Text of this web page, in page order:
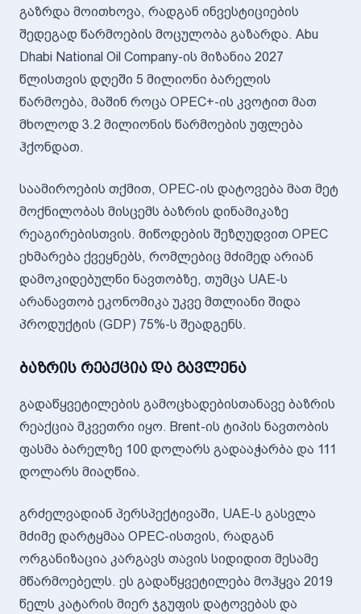
გაზრდა მოითხოვა, რადგან ინვესტიციების
შედეგად წარმოების მოცულობა გაზარდა. Abu
Dhabi National Oil Company-ის მიზანია 2027
წლისთვის დღეში 5 მილიონი ბარელის
წარმოება, მაშინ როცა OPEC+-ის კვოტით მათ
მხოლოდ 3.2 მილიონის წარმოების უფლება
ჰქონდათ.
საამიროების თქმით, OPEC-ის დატოვება მათ მეტ
მოქნილობას მისცემს ბაზრის დინამიკაზე
რეაგირებისთვის. მიწოდების შეზღუდვით OPEC
ეხმარება ქვეყნებს, რომლებიც მძიმედ არიან
დამოკიდებულნი ნავთობზე, თუმცა UAE-ს
არანავთობ ეკონომიკა უკვე მთლიანი შიდა
პროდუქტის (GDP) 75%-ს შეადგენს.
ბაზრის რეაქცია და გავლენა
გადაწყვეტილების გამოცხადებისთანავე ბაზრის
რეაქცია მკვეთრი იყო. Brent-ის ტიპის ნავთობის
ფასმა ბარელზე 100 დოლარს გადააჭარბა და 111
დოლარს მიაღწია.
გრძელვადიან პერსპექტივაში, UAE-ს გასვლა
მძიმე დარტყმაა OPEC-ისთვის, რადგან
ორგანიზაცია კარგავს თავის სიდიდით მესამე
მწარმოებელს. ეს გადაწყვეტილება მოჰყვა 2019
წელს კატარის მიერ ჯგუფის დატოვებას და